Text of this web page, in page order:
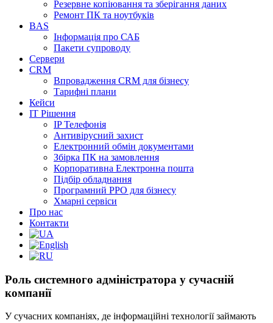
Резервне копіювання та зберігання даних
Ремонт ПК та ноутбуків
BAS
Інформація про САБ
Пакети супроводу
Сервери
CRM
Впровадження CRM для бізнесу
Тарифні плани
Кейси
ІТ Рішення
IP Телефонія
Антивірусний захист
Електронний обмін документами
Збірка ПК на замовлення
Корпоративна Електронна пошта
Підбір обладнання
Програмний РРО для бізнесу
Хмарні сервіси
Про нас
Контакти
Роль системного адміністратора у сучасній
компанії
У сучасних компаніях, де інформаційні технології займають